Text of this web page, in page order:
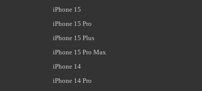
iPhone 15
iPhone 15 Pro
iPhone 15 Plus
iPhone 15 Pro Max
iPhone 14
iPhone 14 Pro